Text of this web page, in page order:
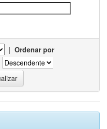
| Ordenar por